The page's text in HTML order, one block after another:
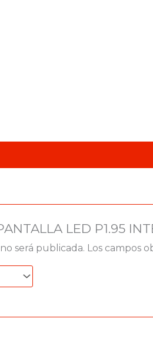
LED P1.95
será publicada. Los campos